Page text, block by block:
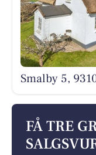
Smalby 5,
FÅ TRE